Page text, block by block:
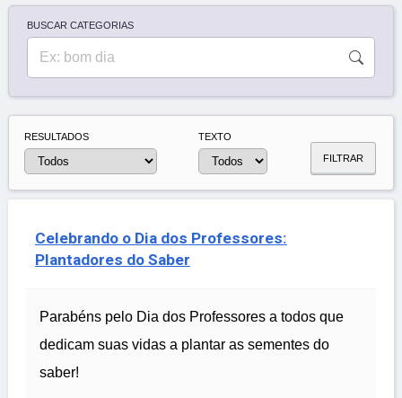
BUSCAR CATEGORIAS
RESULTADOS
TEXTO
FILTRAR
Celebrando o Dia dos Professores:
Plantadores do Saber
Parabéns pelo Dia dos Professores a todos que
dedicam suas vidas a plantar as sementes do
saber!